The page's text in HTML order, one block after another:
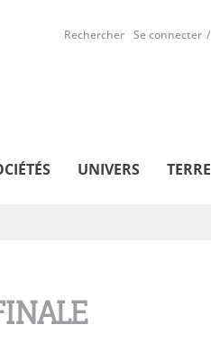
Rechercher Se connecter
UNIVERS TERRE